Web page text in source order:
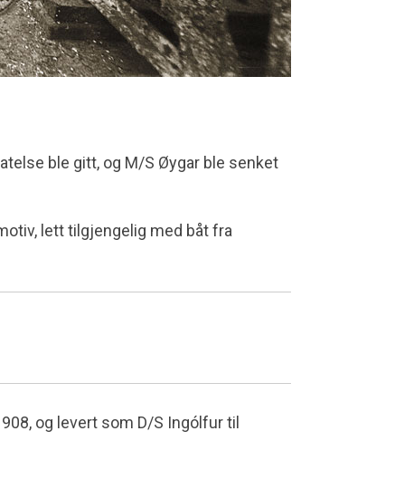
ble gitt, og M/S Øygar ble senket
lett tilgjengelig med båt fra
og levert som D/S Ingólfur til